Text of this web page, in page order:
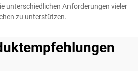
unterschiedlichen Anforderungen vieler
zu unterstützen.